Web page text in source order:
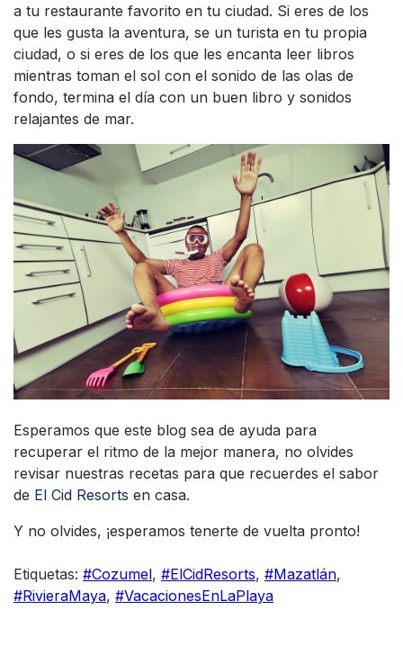
a tu restaurante favorito en tu ciudad. Si eres de los
que les gusta la aventura, se un turista en tu propia
ciudad, o si eres de los que les encanta leer libros
mientras toman el sol con el sonido de las olas de
fondo, termina el día con un buen libro y sonidos
relajantes de mar.
Esperamos que este blog sea de ayuda para
recuperar el ritmo de la mejor manera, no olvides
revisar nuestras recetas para que recuerdes el sabor
de El Cid Resorts en casa.
Y no olvides, ¡esperamos tenerte de vuelta pronto!
Etiquetas: #Cozumel, #ElCidResorts, #Mazatlán,
#RivieraMaya, #VacacionesEnLaPlaya